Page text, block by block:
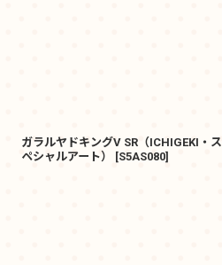
ガラルヤドキングV SR（ICHIGEKI・ス
ペシャルアート）
[S5AS080]